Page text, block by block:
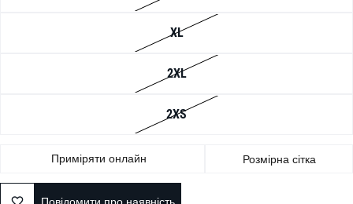
XL
2XL
2XS
Приміряти онлайн Розмірна сітка